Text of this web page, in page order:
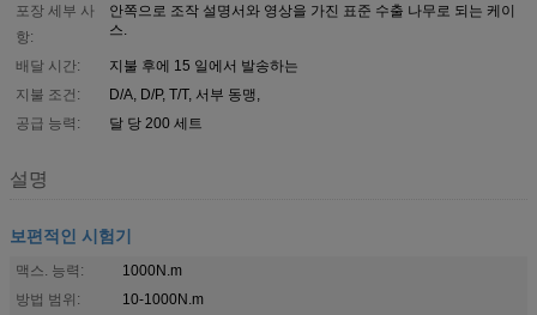
포장 세부 사
항:
안쪽으로 조작 설명서와 영상을 가진 표준 수출 나무로 되는 케이
스.
배달 시간:
지불 후에 15 일에서 발송하는
지불 조건:
D/A, D/P, T/T, 서부 동맹,
공급 능력:
달 당 200 세트
설명
보편적인 시험기
맥스. 능력:
1000N.m
방법 범위:
10-1000N.m